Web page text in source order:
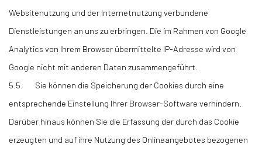
Websitenutzung und der Internetnutzung verbundene
Dienstleistungen an uns zu erbringen. Die im Rahmen von Google
Analytics von Ihrem Browser übermittelte IP-Adresse wird von
Google nicht mit anderen Daten zusammengeführt.
5.5. Sie können die Speicherung der Cookies durch eine
entsprechende Einstellung Ihrer Browser-Software verhindern.
Darüber hinaus können Sie die Erfassung der durch das Cookie
erzeugten und auf ihre Nutzung des Onlineangebotes bezogenen